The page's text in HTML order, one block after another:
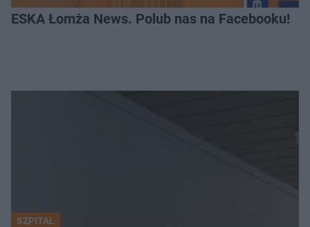
ESKA Łomża News. Polub nas na Facebooku!
SZPITAL